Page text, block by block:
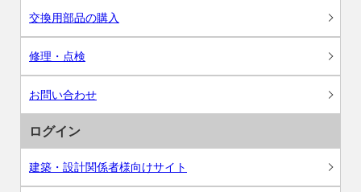
交換用部品の購入
修理・点検
お問い合わせ
ログイン
建築・設計関係者様向けサイト